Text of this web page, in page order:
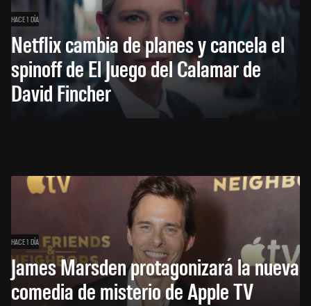
HACE 1 DÍA
Netflix cambia de planes y cancela el
spinoff de El Juego del Calamar de
David Fincher
HACE 1 DÍA
James Marsden protagonizará la nueva
comedia de misterio de Apple TV